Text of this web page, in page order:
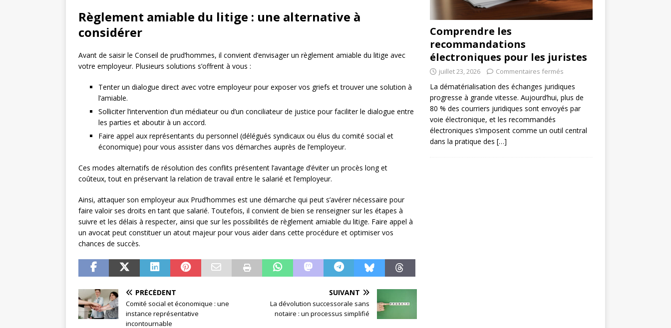
Règlement amiable du litige : une alternative à
considérer
Avant de saisir le Conseil de prud’hommes, il convient d’envisager un règlement amiable du litige avec
votre employeur. Plusieurs solutions s’offrent à vous :
Tenter un dialogue direct avec votre employeur pour exposer vos griefs et trouver une solution à
l’amiable.
Solliciter l’intervention d’un médiateur ou d’un conciliateur de justice pour faciliter le dialogue entre
les parties et aboutir à un accord.
Faire appel aux représentants du personnel (délégués syndicaux ou élus du comité social et
économique) pour vous assister dans vos démarches auprès de l’employeur.
Ces modes alternatifs de résolution des conflits présentent l’avantage d’éviter un procès long et
coûteux, tout en préservant la relation de travail entre le salarié et l’employeur.
Ainsi, attaquer son employeur aux Prud’hommes est une démarche qui peut s’avérer nécessaire pour
faire valoir ses droits en tant que salarié. Toutefois, il convient de bien se renseigner sur les étapes à
suivre et les délais à respecter, ainsi que sur les possibilités de règlement amiable du litige. Faire appel à
un avocat peut constituer un atout majeur pour vous aider dans cette procédure et optimiser vos
chances de succès.
PRÉCÉDENT
Comité social et économique : une
instance représentative
incontournable
SUIVANT
La dévolution successorale sans
notaire : un processus simplifié
Comprendre les
recommandations
électroniques pour les juristes
juillet 23, 2026 Commentaires fermés
La dématérialisation des échanges juridiques
progresse à grande vitesse. Aujourd’hui, plus de
80 % des courriers juridiques sont envoyés par
voie électronique, et les recommandés
électroniques s’imposent comme un outil central
dans la pratique des […]